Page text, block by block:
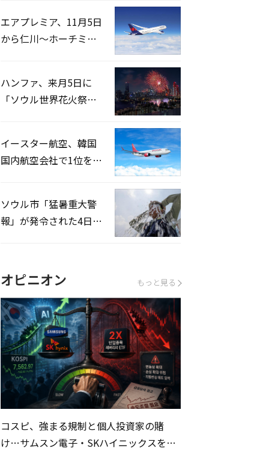
エアプレミア、11月5日
から仁川〜ホーチミン
ハンファ、来月5日に
「ソウル世界花火祭り
イースター航空、韓国
国内航空会社で1位を記
ソウル市「猛暑重大警
報」が発令された4日、
オピニオン もっと見る
コスピ、強まる規制と個人投資家の賭
け…サムスン電子・SKハイニックスを巡